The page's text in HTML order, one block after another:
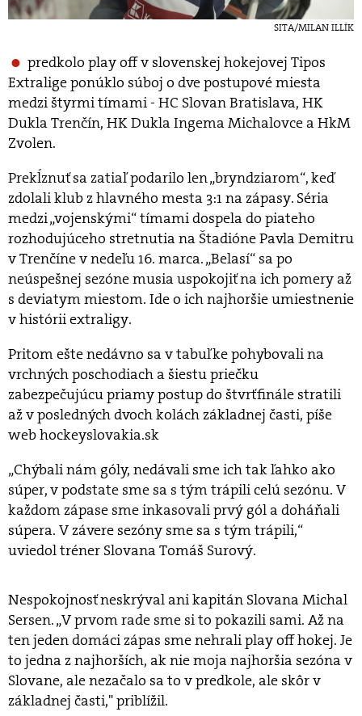
SITA/MILAN ILLÍK
predkolo play off v slovenskej hokejovej Tipos
Extralige ponúklo súboj o dve postupové miesta
medzi štyrmi tímami - HC Slovan Bratislava, HK
Dukla Trenčín, HK Dukla Ingema Michalovce a HkM
Zvolen.
Prekĺznuť sa zatiaľ podarilo len „bryndziarom“, keď
zdolali klub z hlavného mesta 3:1 na zápasy. Séria
medzi „vojenskými“ tímami dospela do piateho
rozhodujúceho stretnutia na Štadióne Pavla Demitru
v Trenčíne v nedeľu 16. marca. „Belasí“ sa po
neúspešnej sezóne musia uspokojiť na ich pomery až
s deviatym miestom. Ide o ich najhoršie umiestnenie
v histórii extraligy.
Pritom ešte nedávno sa v tabuľke pohybovali na
vrchných poschodiach a šiestu priečku
zabezpečujúcu priamy postup do štvrťfinále stratili
až v posledných dvoch kolách základnej časti, píše
web hockeyslovakia.sk
„Chýbali nám góly, nedávali sme ich tak ľahko ako
súper, v podstate sme sa s tým trápili celú sezónu. V
každom zápase sme inkasovali prvý gól a doháňali
súpera. V závere sezóny sme sa s tým trápili,“
uviedol tréner Slovana Tomáš Surový.
Nespokojnosť neskrýval ani kapitán Slovana Michal
Sersen. „V prvom rade sme si to pokazili sami. Až na
ten jeden domáci zápas sme nehrali play off hokej. Je
to jedna z najhorších, ak nie moja najhoršia sezóna v
Slovane, ale nezačalo sa to v predkole, ale skôr v
základnej časti," priblížil.